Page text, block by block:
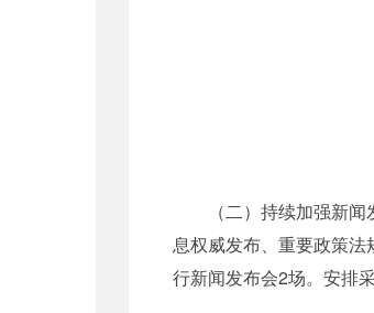
（二）持续加强新闻发
息权威发布、重要政策
行新闻发布会2场。安排